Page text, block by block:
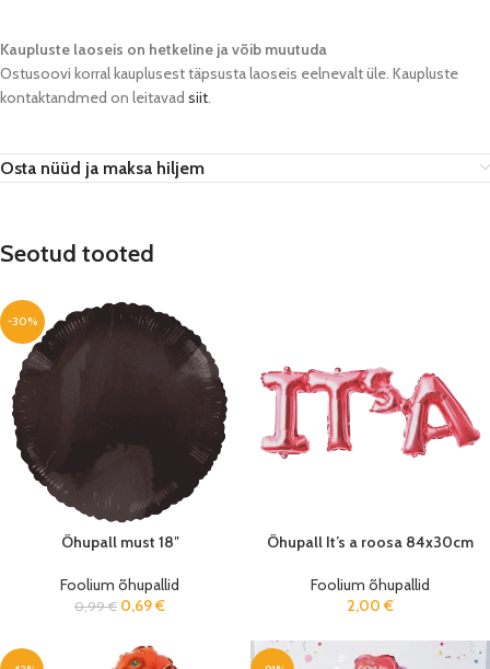
Kaupluste laoseis on hetkeline ja võib muutuda​
Ostusoovi korral kauplusest täpsusta laoseis eelnevalt üle. Kaupluste
kontaktandmed on leitavad siit.
Osta nüüd ja maksa hiljem
Seotud tooted
-30%
Õhupall must 18″
Foolium õhupallid
0,99€ 0,69€
Õhupall It’s a roosa 84x30cm
Foolium õhupallid
2,00 €